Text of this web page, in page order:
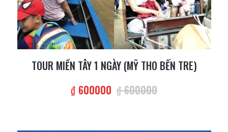
TOUR MIỀN TÂY 1 NGÀY (MỸ THO BẾN TRE)
₫ 600000 ₫ 600000